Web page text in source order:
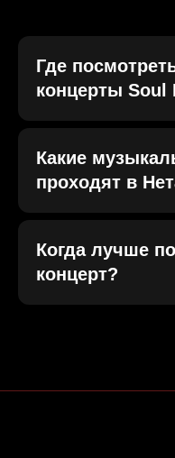
Где
концерты Soul
Какие
проходят в
Когда лучше
концерт?